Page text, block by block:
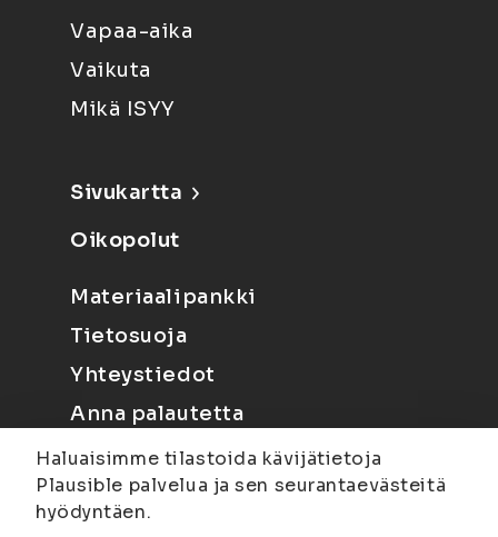
Vapaa-aika
Vaikuta
Mikä ISYY
Sivukartta
Oikopolut
Materiaalipankki
Tietosuoja
Yhteystiedot
Anna palautetta
Haluaisimme tilastoida kävijätietoja
Plausible palvelua ja sen seurantaevästeitä
hyödyntäen.